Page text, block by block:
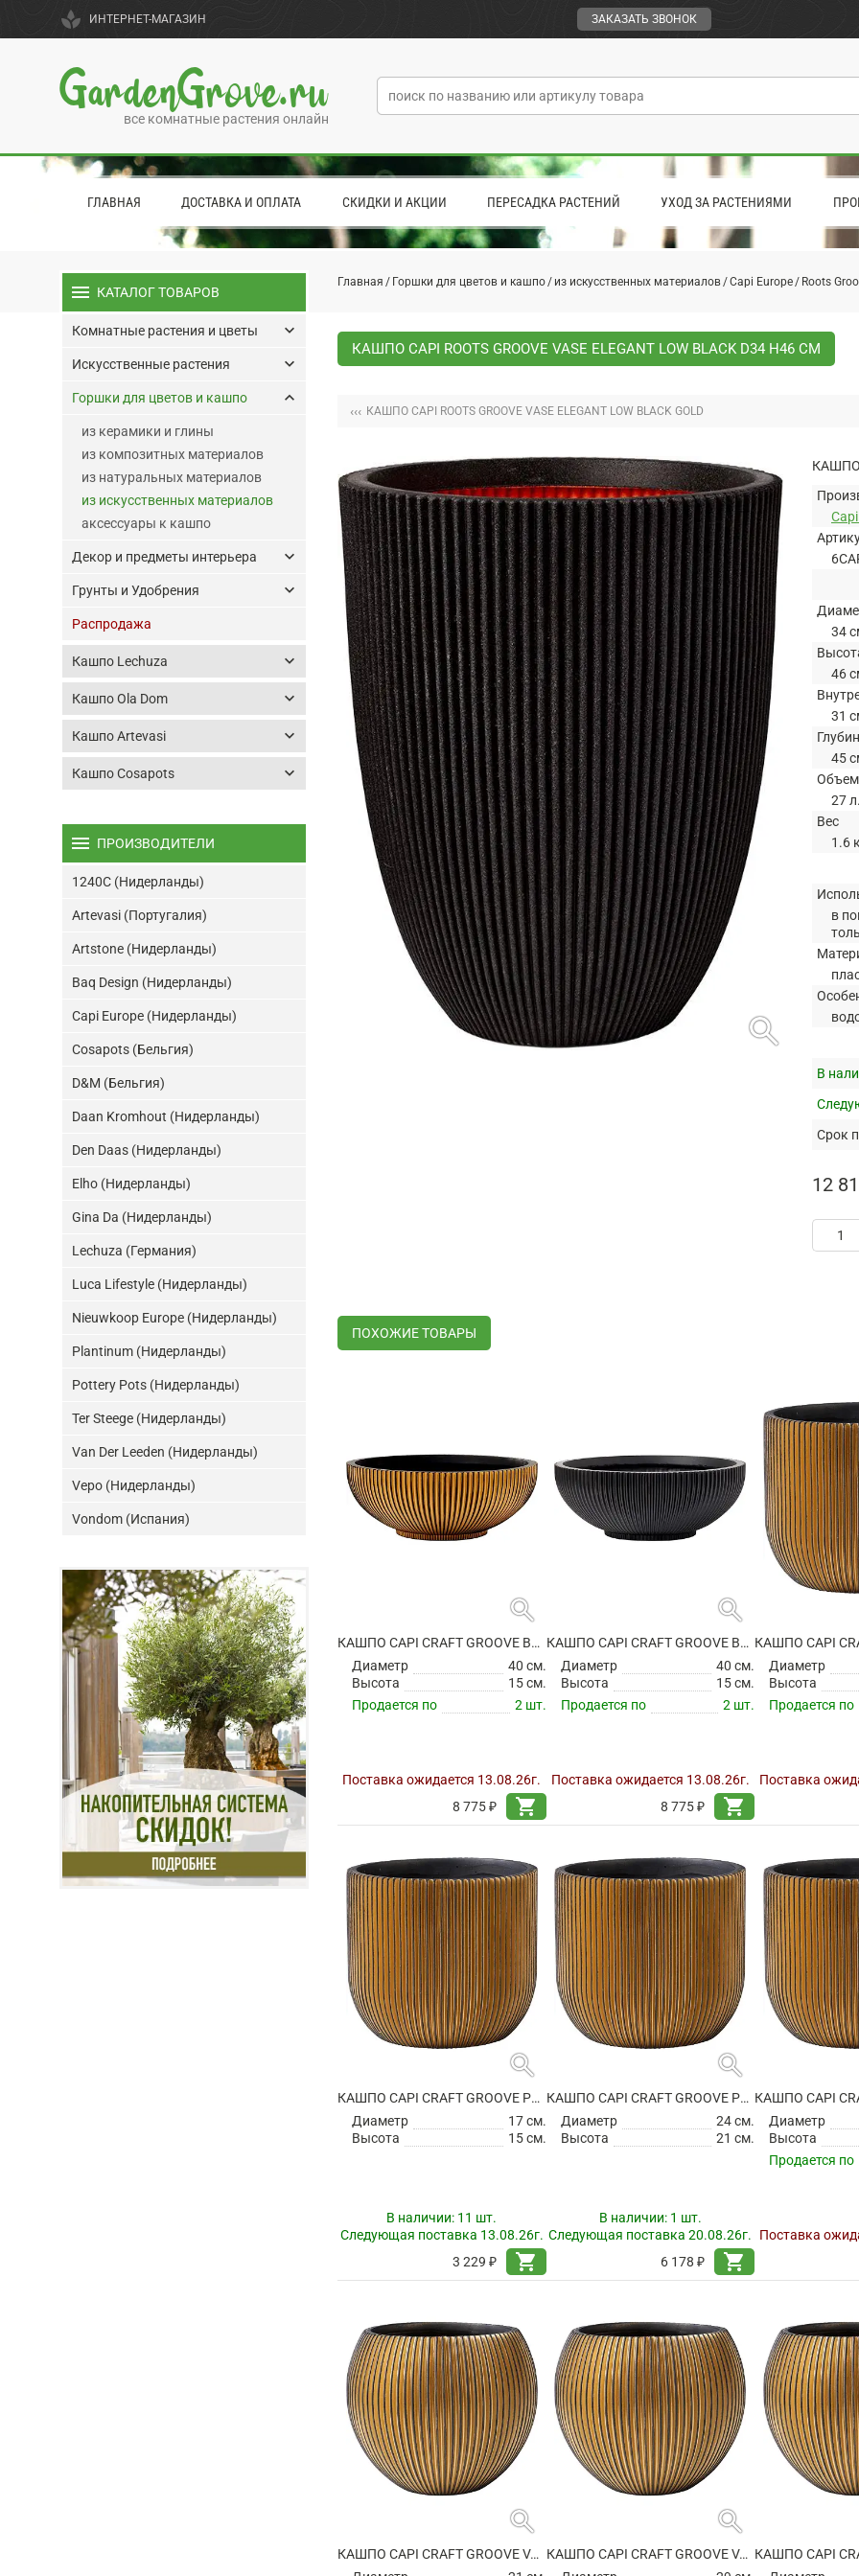
spa ИНТЕРНЕТ-МАГАЗИН ЗАКАЗАТЬ ЗВОНОК
GardenGrove.ru
все комнатные растения онлайн
ГЛАВНАЯ ДОСТАВКА И ОПЛАТА СКИДКИ И АКЦИИ ПЕРЕСАДКА РАСТЕНИЙ УХОД ЗА РАСТЕНИЯМИ
Главная Горшки для цветов и кашпо из искусственных материалов Capi Europe Roots
КАШПО CAPI ROOTS GROOVE VASE ELEGANT LOW BLACK D34 H46 СМ
‹‹‹ КАШПО CAPI ROOTS GROOVE VASE ELEGANT LOW BLACK GOLD
search
КАШПО
34
46
31
45
Объем
27 л.
Вес
1.6
в
В
Срок
12
ПОХОЖИЕ ТОВАРЫ
search
КАШПО CAPI CRAFT GROOVE BOWL BLACK GOLD
Диаметр
40 см.
Высота
15 см.
Продается по
2 шт.
Поставка ожидается 13.08.26г.
8 775 ₽
shopping_cart
search
КАШПО CAPI CRAFT GROOVE BOWL INTENSE BLACK
Диаметр
40 см.
Высота
15 см.
Продается по
2 шт.
Поставка ожидается 13.08.26г.
8 775 ₽
shopping_cart
Диаметр
Высота
Продается по
Поставка
search
КАШПО CAPI CRAFT GROOVE PLANTER BALL BLACK GOLD
Диаметр
17 см.
Высота
15 см.
В наличии: 11 шт.
Следующая поставка 13.08.26г.
3 229 ₽
shopping_cart
search
КАШПО CAPI CRAFT GROOVE PLANTER BALL BLACK GOLD
Диаметр
24 см.
Высота
21 см.
В наличии: 1 шт.
Следующая поставка 20.08.26г.
6 178 ₽
shopping_cart
Диаметр
Высота
Продается по
Поставка
search
КАШПО CAPI CRAFT GROOVE VASE BALL BLACK GOLD
search
КАШПО CAPI CRAFT GROOVE VASE BALL BLACK GOLD
menu КАТАЛОГ ТОВАРОВ
Комнатные растения и цветы keyboard_arrow_down
Искусственные растения keyboard_arrow_down
Горшки для цветов и кашпо keyboard_arrow_up
из керамики и глины
из композитных материалов
из натуральных материалов
из искусственных материалов
аксессуары к кашпо
Декор и предметы интерьера keyboard_arrow_down
Грунты и Удобрения keyboard_arrow_down
Распродажа
Кашпо Lechuza keyboard_arrow_down
Кашпо Ola Dom keyboard_arrow_down
Кашпо Artevasi keyboard_arrow_down
Кашпо Cosapots keyboard_arrow_down
menu ПРОИЗВОДИТЕЛИ
1240C (Нидерланды)
Artevasi (Португалия)
Artstone (Нидерланды)
Baq Design (Нидерланды)
Capi Europe (Нидерланды)
Cosapots (Бельгия)
D&M (Бельгия)
Daan Kromhout (Нидерланды)
Den Daas (Нидерланды)
Elho (Нидерланды)
Gina Da (Нидерланды)
Lechuza (Германия)
Luca Lifestyle (Нидерланды)
Nieuwkoop Europe (Нидерланды)
Plantinum (Нидерланды)
Pottery Pots (Нидерланды)
Ter Steege (Нидерланды)
Van Der Leeden (Нидерланды)
Vepo (Нидерланды)
Vondom (Испания)